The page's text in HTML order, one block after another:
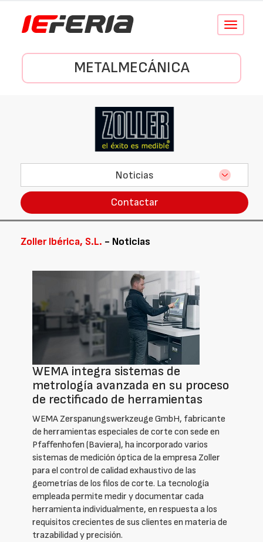
Conmutar
METALMECÁNICA
Noticias
Contactar
Zoller Ibérica, S.L. - Noticias
WEMA integra sistemas de
metrología avanzada en su proceso
de rectificado de herramientas
WEMA Zerspanungswerkzeuge GmbH, fabricante
de herramientas especiales de corte con sede en
Pfaffenhofen (Baviera), ha incorporado varios
sistemas de medición óptica de la empresa Zoller
para el control de calidad exhaustivo de las
geometrías de los filos de corte. La tecnología
empleada permite medir y documentar cada
herramienta individualmente, en respuesta a los
requisitos crecientes de sus clientes en materia de
trazabilidad y precisión.